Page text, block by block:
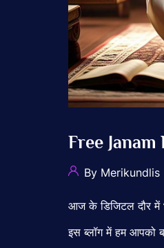
Free Janam
By Merikundlis
आजकेडिजिटलदौरमें
इसब्लॉगमेंहम आपको